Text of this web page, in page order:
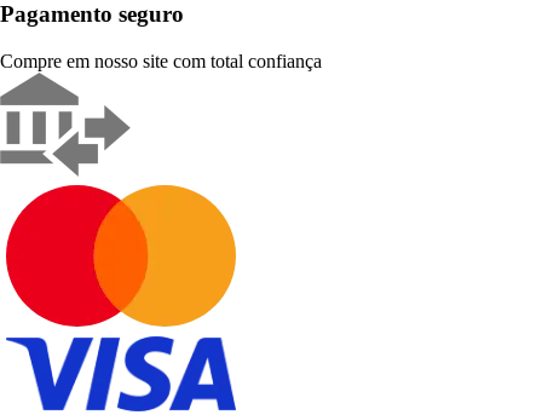
Pagamento seguro
Compre em nosso site com total confiança